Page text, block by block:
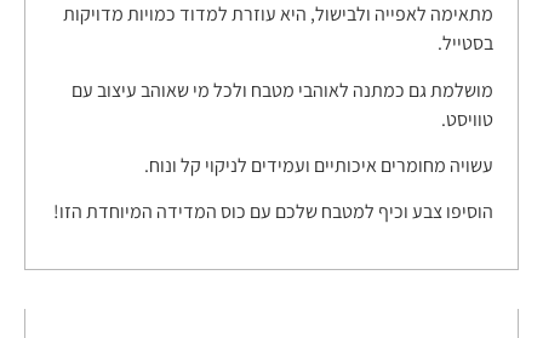
מתאימה לאפייה ולבישול, היא עוזרת למדוד כמויות מדויקות
בסטייל.
מושלמת גם כמתנה לאוהבי מטבח ולכל מי שאוהב עיצוב עם
טוויסט.
עשויה מחומרים איכותיים ועמידים לניקוי קל ונוח.
הוסיפו צבע וכיף למטבח שלכם עם כוס המדידה המיוחדת הזו!